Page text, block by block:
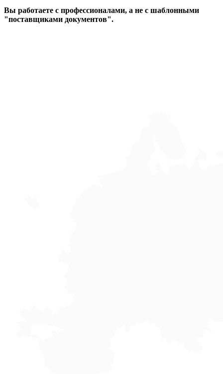
Вы работаете с профессионалами, а не с шаблонными
"поставщиками документов".